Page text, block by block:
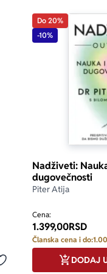
ne
Dodaj u omiljene
Do 20%
-10%
Nadživeti:
dugovečnosti
Piter Atija
Cena:
1.399,00RSD
Članska cena i do:
DODAJ